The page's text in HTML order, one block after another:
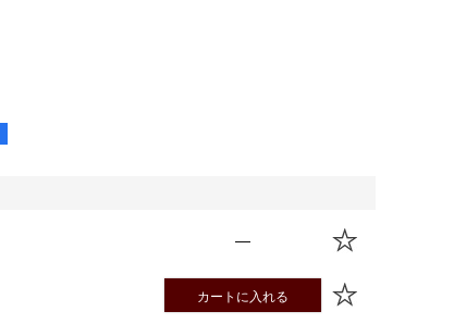
—
カートに入れる